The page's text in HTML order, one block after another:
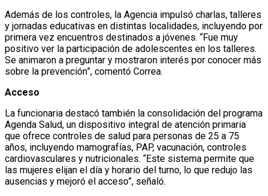
Además de los controles, la Agencia impulsó charlas, talleres
y jornadas educativas en distintas localidades, incluyendo por
primera vez encuentros destinados a jóvenes. “Fue muy
positivo ver la participación de adolescentes en los talleres.
Se animaron a preguntar y mostraron interés por conocer más
sobre la prevención”, comentó Correa.
Acceso
La funcionaria destacó también la consolidación del programa
Agenda Salud, un dispositivo integral de atención primaria
que ofrece controles de salud para personas de 25 a 75
años, incluyendo mamografías, PAP, vacunación, controles
cardiovasculares y nutricionales. “Este sistema permite que
las mujeres elijan el día y horario del turno, lo que redujo las
ausencias y mejoró el acceso”, señaló.